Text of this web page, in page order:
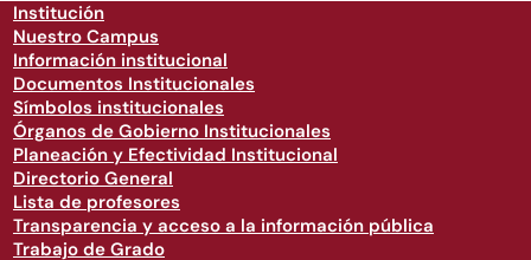
Institución
Nuestro Campus
Información institucional
Documentos Institucionales
Símbolos institucionales
Órganos de Gobierno Institucionales
Planeación y Efectividad Institucional
Directorio General
Lista de profesores
Transparencia y acceso a la información pública
Trabajo de Grado